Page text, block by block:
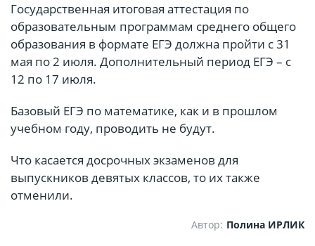
Государственная итоговая аттестация по
образовательным программам среднего общего
образования в формате ЕГЭ должна пройти с 31
мая по 2 июля. Дополнительный период ЕГЭ – с
12 по 17 июля.
Базовый ЕГЭ по математике, как и в прошлом
учебном году, проводить не будут.
Что касается досрочных экзаменов для
выпускников девятых классов, то их также
отменили.
Автор: Полина ИРЛИК